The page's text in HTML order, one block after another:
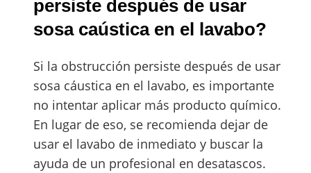
persiste después de usar
sosa caústica en el lavabo?
Si la obstrucción persiste después de usar
sosa cáustica en el lavabo, es importante
no intentar aplicar más producto químico.
En lugar de eso, se recomienda dejar de
usar el lavabo de inmediato y buscar la
ayuda de un profesional en desatascos.